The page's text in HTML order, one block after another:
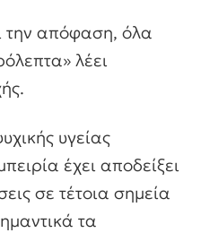
την απόφαση, όλα
λέει
υγείας
έχει αποδείξει
σε τέτοια σημεία
τα